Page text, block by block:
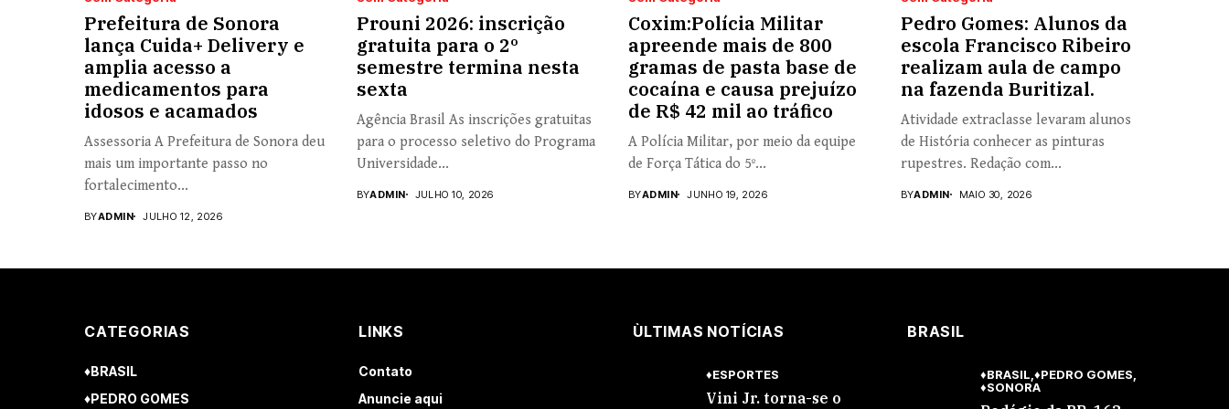
Prefeitura de Sonora
lança Cuida+ Delivery e
amplia acesso a
medicamentos para
idosos e acamados
Assessoria A Prefeitura de Sonora deu
mais um importante passo no
fortalecimento...
BYADMIN JULHO 12, 2026
Prouni 2026: inscrição
gratuita para o 2º
semestre termina nesta
sexta
Agência Brasil As inscrições gratuitas
para o processo seletivo do Programa
Universidade...
BYADMIN JULHO 10, 2026
Coxim:Polícia Militar
apreende mais de 800
gramas de pasta base de
cocaína e causa prejuízo
de R$ 42 mil ao tráfico
A Polícia Militar, por meio da equipe
de Força Tática do 5º...
BYADMIN JUNHO 19, 2026
Pedro Gomes: Alunos da
escola Francisco Ribeiro
realizam aula de campo
na fazenda Buritizal.
Atividade extraclasse levaram alunos
de História conhecer as pinturas
rupestres. Redação com...
BYADMIN MAIO 30, 2026
CATEGORIAS
♦BRASIL
♦PEDRO GOMES
LINKS
Contato
Anuncie aqui
ÙLTIMAS NOTÍCIAS
♦ESPORTES
Vini Jr. torna-se o
BRASIL
♦BRASIL ♦PEDRO GOMES
♦SONORA